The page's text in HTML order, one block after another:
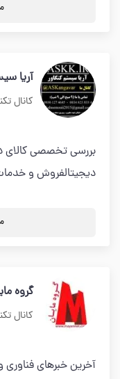
آریا
کانال
بررسی تخصصی کالای
دیجیتالفروش و
گروه
کانال
آخرین خبرهای فناوری